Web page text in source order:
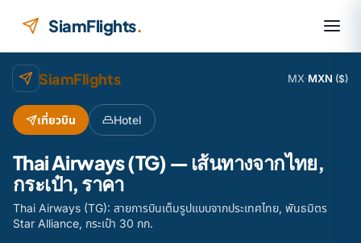
SiamFlights.
SiamFlights MX·MXN ($)
เที่ยวบิน Hotel
Thai Airways (TG) — เส้นทางจากไทย,
กระเป๋า, ราคา
Thai Airways (TG): สายการบินเต็มรูปแบบจากประเทศไทย, พันธมิตร
Star Alliance, กระเป๋า 30 กก.